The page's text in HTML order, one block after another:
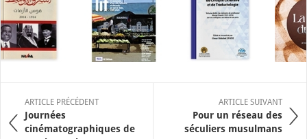
ARTICLE PRÉCÉDENT
Journées
cinématographiques de
ARTICLE SUIVANT
Pour un réseau des
séculiers musulmans